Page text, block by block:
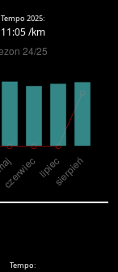
Tempo 2025:
11:05 /km
Tempo: